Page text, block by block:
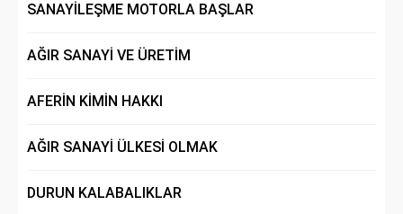
SANAYİLEŞME MOTORLA BAŞLAR
AĞIR SANAYİ VE ÜRETİM
AFERİN KİMİN HAKKI
AĞIR SANAYİ ÜLKESİ OLMAK
DURUN KALABALIKLAR